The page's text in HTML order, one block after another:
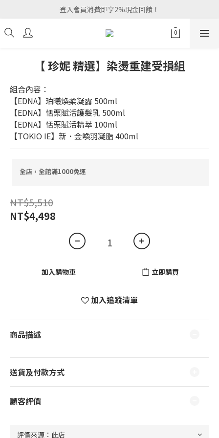
登入會員消費即享2%現金回饋！
【 珍妮 精選】染燙重建受損組
組合內容：
【EDNA】珀曦煥柔凝露 500ml
【EDNA】恬栗賦活護髮乳 500ml
【EDNA】恬栗賦活精萃 100ml
【TOKIO IE】新．金喚羽凝脂 400ml
全店，全館滿1000免運
NT$5,510
NT$4,498
加入購物車 立即購買
加入追蹤清單
商品描述
送貨及付款方式
顧客評價